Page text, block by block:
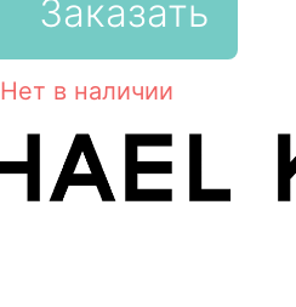
Заказать
Нет в наличии